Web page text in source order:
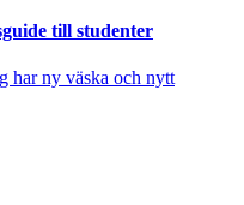
till studenter
har ny väska och nytt